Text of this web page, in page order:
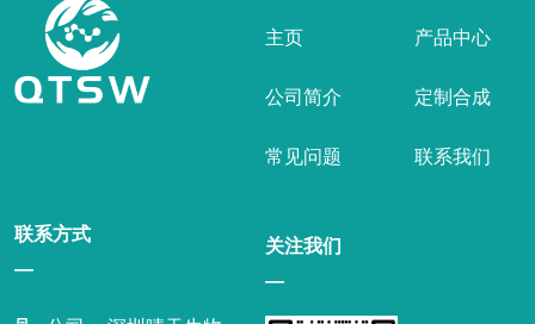
联系方式
—
主页
公司简介
常见问题
产品中心
定制合成
联系我们
关注我们
—